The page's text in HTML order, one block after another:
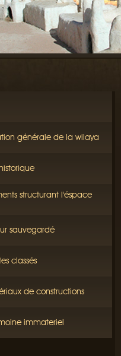
générale de la wilaya
structurant l'éspace
sauvegardé
classés
de constructions
immateriel